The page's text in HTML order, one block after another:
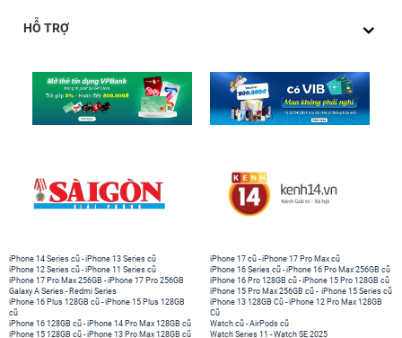
HỖ TRỢ
iPhone 14 Series cũ -iPhone 13 Series cũ
iPhone 12 Series cũ -iPhone 11 Series cũ
iPhone 17 Pro Max 256GB -iPhone 17 Pro 256GB
Galaxy A Series - Redmi Series
iPhone 17 cũ -iPhone 17 Pro Max cũ
iPhone 16 Series cũ - iPhone 16 Pro Max 256GB cũ
iPhone 16 Pro 128GB cũ -iPhone 15 Pro 128GB cũ
iPhone 15 Pro Max 256GB cũ - iPhone 15 Series cũ
iPhone 16 Plus 128GB cũ -iPhone 15 Plus 128GB
cũ
iPhone 16 128GB cũ -iPhone 14 Pro Max 128GB cũ
iPhone 15 128GB cũ -iPhone 13 Pro Max 128GB cũ
iPhone 13 128GB Cũ -iPhone 12 Pro Max 128GB
Cũ
Watch cũ -AirPods cũ
Watch Series 11 -Watch SE 2025